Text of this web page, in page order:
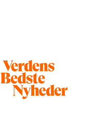
Besøg
hjemmesiden